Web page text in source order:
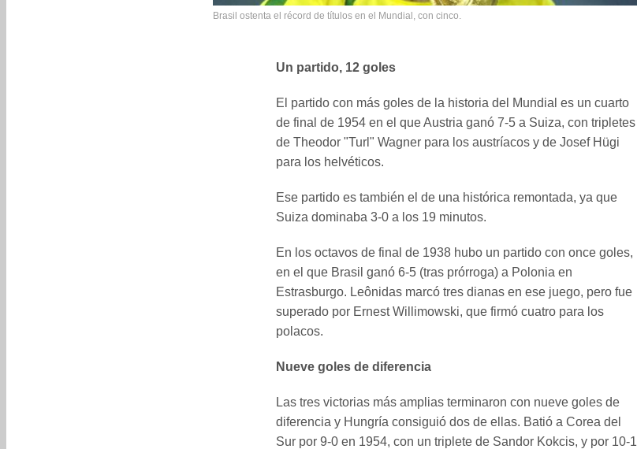
Brasil ostenta el récord de títulos en el Mundial, con cinco.
Un partido, 12 goles
El partido con más goles de la historia del Mundial es un cuarto
de final de 1954 en el que Austria ganó 7-5 a Suiza, con tripletes
de Theodor "Turl" Wagner para los austríacos y de Josef Hügi
para los helvéticos.
Ese partido es también el de una histórica remontada, ya que
Suiza dominaba 3-0 a los 19 minutos.
En los octavos de final de 1938 hubo un partido con once goles,
en el que Brasil ganó 6-5 (tras prórroga) a Polonia en
Estrasburgo. Leônidas marcó tres dianas en ese juego, pero fue
superado por Ernest Willimowski, que firmó cuatro para los
polacos.
Nueve goles de diferencia
Las tres victorias más amplias terminaron con nueve goles de
diferencia y Hungría consiguió dos de ellas. Batió a Corea del
Sur por 9-0 en 1954, con un triplete de Sandor Kokcis, y por 10-1